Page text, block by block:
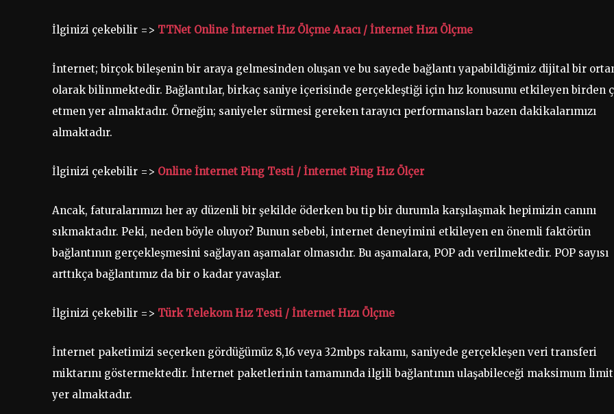
İlginizi çekebilir => TTNet Online İnternet Hız Ölçme Aracı / İnternet Hızı Ölçme
İnternet; birçok bileşenin bir araya gelmesinden oluşan ve bu sayede bağlantı yapabildiğimiz dijital bir
olarak bilinmektedir. Bağlantılar, birkaç saniye içerisinde gerçekleştiği için hız konusunu etkileyen birden
etmen yer almaktadır. Örneğin; saniyeler sürmesi gereken tarayıcı performansları bazen dakikalarımızı
almaktadır.
İlginizi çekebilir => Online İnternet Ping Testi / İnternet Ping Hız Ölçer
Ancak, faturalarımızı her ay düzenli bir şekilde öderken bu tip bir durumla karşılaşmak hepimizin canını
sıkmaktadır. Peki, neden böyle oluyor? Bunun sebebi, internet deneyimini etkileyen en önemli faktörün
bağlantının gerçekleşmesini sağlayan aşamalar olmasıdır. Bu aşamalara, POP adı verilmektedir. POP sayısı
arttıkça bağlantımız da bir o kadar yavaşlar.
İlginizi çekebilir => Türk Telekom Hız Testi / İnternet Hızı Ölçme
İnternet paketimizi seçerken gördüğümüz 8,16 veya 32mbps rakamı, saniyede gerçekleşen veri transferi
miktarını göstermektedir. İnternet paketlerinin tamamında ilgili bağlantının ulaşabileceği maksimum limit
yer almaktadır.